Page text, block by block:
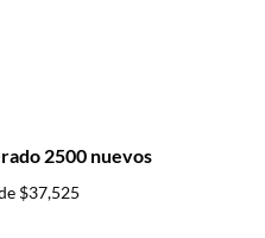
2500 nuevos
$37,525